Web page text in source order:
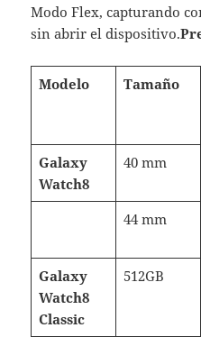
Modo Flex, capturando
sin abrir el dispositivo.
Modelo Tamaño
Galaxy
Watch8
40 mm
44 mm
Galaxy
Watch8
Classic
512GB